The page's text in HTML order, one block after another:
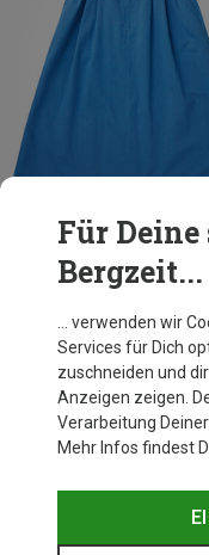
Du sparst 19%
Für
Bergzeit...
… verwenden wir
Services für Dich
zuschneiden und
Anzeigen zeigen.
Verarbeitung
Mehr Infos findest